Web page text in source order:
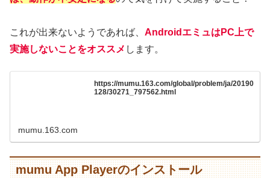
これが出来ないようであれば、 AndroidエミュはPC上で
実施しないことをオススメ します。
https://mumu.163.com/global/problem/ja/20190
128/30271_797562.html
mumu.163.com
mumu App Playerのインストール